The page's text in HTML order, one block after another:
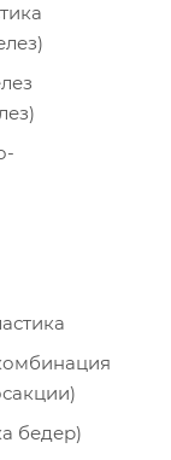
бедер)